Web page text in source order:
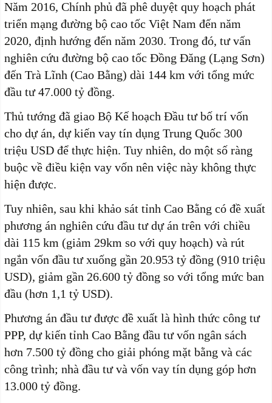
Năm 2016, Chính phủ đã phê duyệt quy hoạch phát
triển mạng đường bộ cao tốc Việt Nam đến năm
2020, định hướng đến năm 2030. Trong đó, tư vấn
nghiên cứu đường bộ cao tốc Đồng Đăng (Lạng Sơn)
đến Trà Lĩnh (Cao Bằng) dài 144 km với tổng mức
đầu tư 47.000 tỷ đồng.
Thủ tướng đã giao Bộ Kế hoạch Đầu tư bố trí vốn
cho dự án, dự kiến vay tín dụng Trung Quốc 300
triệu USD để thực hiện. Tuy nhiên, do một số ràng
buộc về điều kiện vay vốn nên việc này không thực
hiện được.
Tuy nhiên, sau khi khảo sát tỉnh Cao Bằng có đề xuất
phương án nghiên cứu đầu tư dự án trên với chiều
dài 115 km (giảm 29km so với quy hoạch) và rút
ngắn vốn đầu tư xuống gần 20.953 tỷ đồng (910 triệu
USD), giảm gần 26.600 tỷ đồng so với tổng mức ban
đầu (hơn 1,1 tỷ USD).
Phương án đầu tư được đề xuất là hình thức công tư
PPP, dự kiến tỉnh Cao Bằng đầu tư vốn ngân sách
hơn 7.500 tỷ đồng cho giải phóng mặt bằng và các
công trình; nhà đầu tư và vốn vay tín dụng góp hơn
13.000 tỷ đồng.